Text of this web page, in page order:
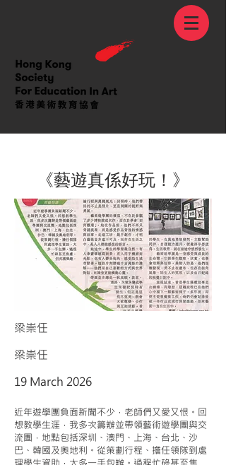
《藝遊真係好玩！》
梁崇任
梁崇任
19 March 2026
近年遊學團負面新聞不少，老師們又愛又恨。回
想教學生涯，我多次籌辦並帶領藝術遊學團與交
流團，地點包括深圳、澳門、上海、台北、沙
巴、韓國及奧地利。從策劃行程、擔任領隊到處
理學生資助，大多一手包辦。過程忙碌甚至焦